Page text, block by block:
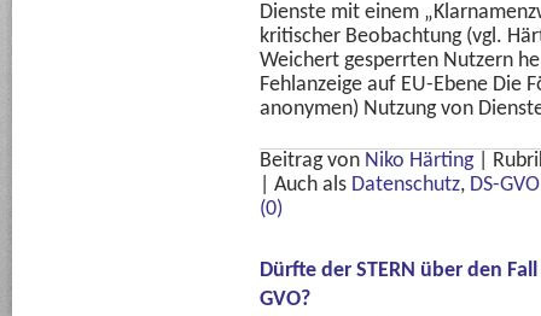
Dienste mit einem
kritischer Beobachtung (vgl.
Weichert gesperrten Nutzern
Fehlanzeige auf EU-Ebene Die
anonymen) Nutzung von
Beitrag von Niko Härting
Auch als Datenschutz, DS-GVO
(0)
Dürfte der STERN über den
GVO?